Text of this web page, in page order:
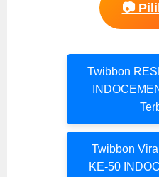
📷
Twibbon
Twibbon
KE-50